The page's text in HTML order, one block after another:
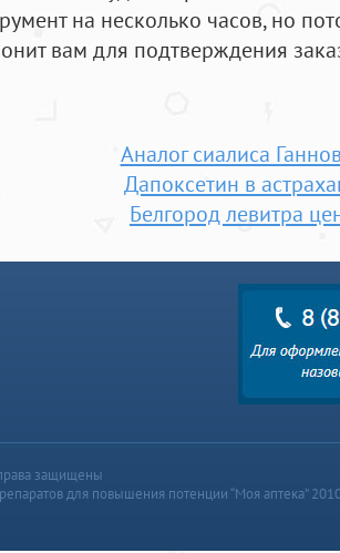
на несколько часов, но
вам для подтверждения
Аналог сиалиса
Дапоксетин в
Белгород левитра
защищены
для повышения потенции “Моя аптека”